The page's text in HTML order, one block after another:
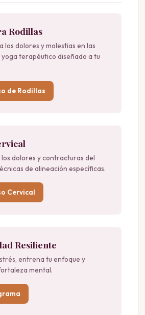
Rodillas
los dolores y molestias en las
terapéutico diseñado a tu
de Rodillas
los dolores y contracturas del
de alineación específicas.
Cervical
Resiliente
entrena tu enfoque y
mental.